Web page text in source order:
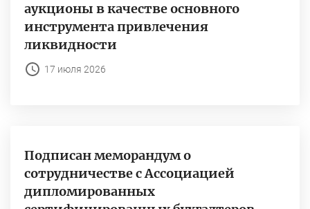
аукционы в качестве основного
инструмента привлечения
ликвидности
17 июля 2026
Подписан меморандум о
сотрудничестве с Ассоциацией
дипломированных